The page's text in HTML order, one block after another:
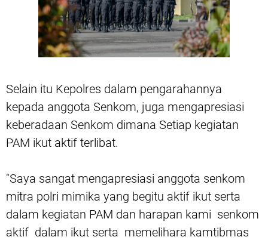
Selain itu Kepolres dalam pengarahannya
kepada anggota Senkom, juga mengapresiasi
keberadaan Senkom dimana Setiap kegiatan
PAM ikut aktif terlibat.
"Saya sangat mengapresiasi anggota senkom
mitra polri mimika yang begitu aktif ikut serta
dalam kegiatan PAM dan harapan kami senkom
aktif dalam ikut serta memelihara kamtibmas